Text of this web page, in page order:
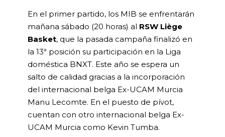
En el primer partido, los MIB se enfrentarán
mañana sábado (20 horas) al RSW Liège
Basket, que la pasada campaña finalizó en
la 13ª posición su participación en la Liga
doméstica BNXT. Este año se espera un
salto de calidad gracias a la incorporación
del internacional belga Ex-UCAM Murcia
Manu Lecomte. En el puesto de pívot,
cuentan con otro internacional belga Ex-
UCAM Murcia como Kevin Tumba.